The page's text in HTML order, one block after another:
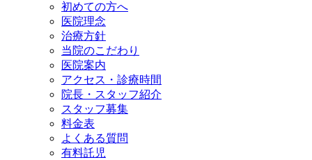
初めての方へ
医院理念
治療方針
当院のこだわり
医院案内
アクセス・診療時間
院長・スタッフ紹介
スタッフ募集
料金表
よくある質問
有料託児